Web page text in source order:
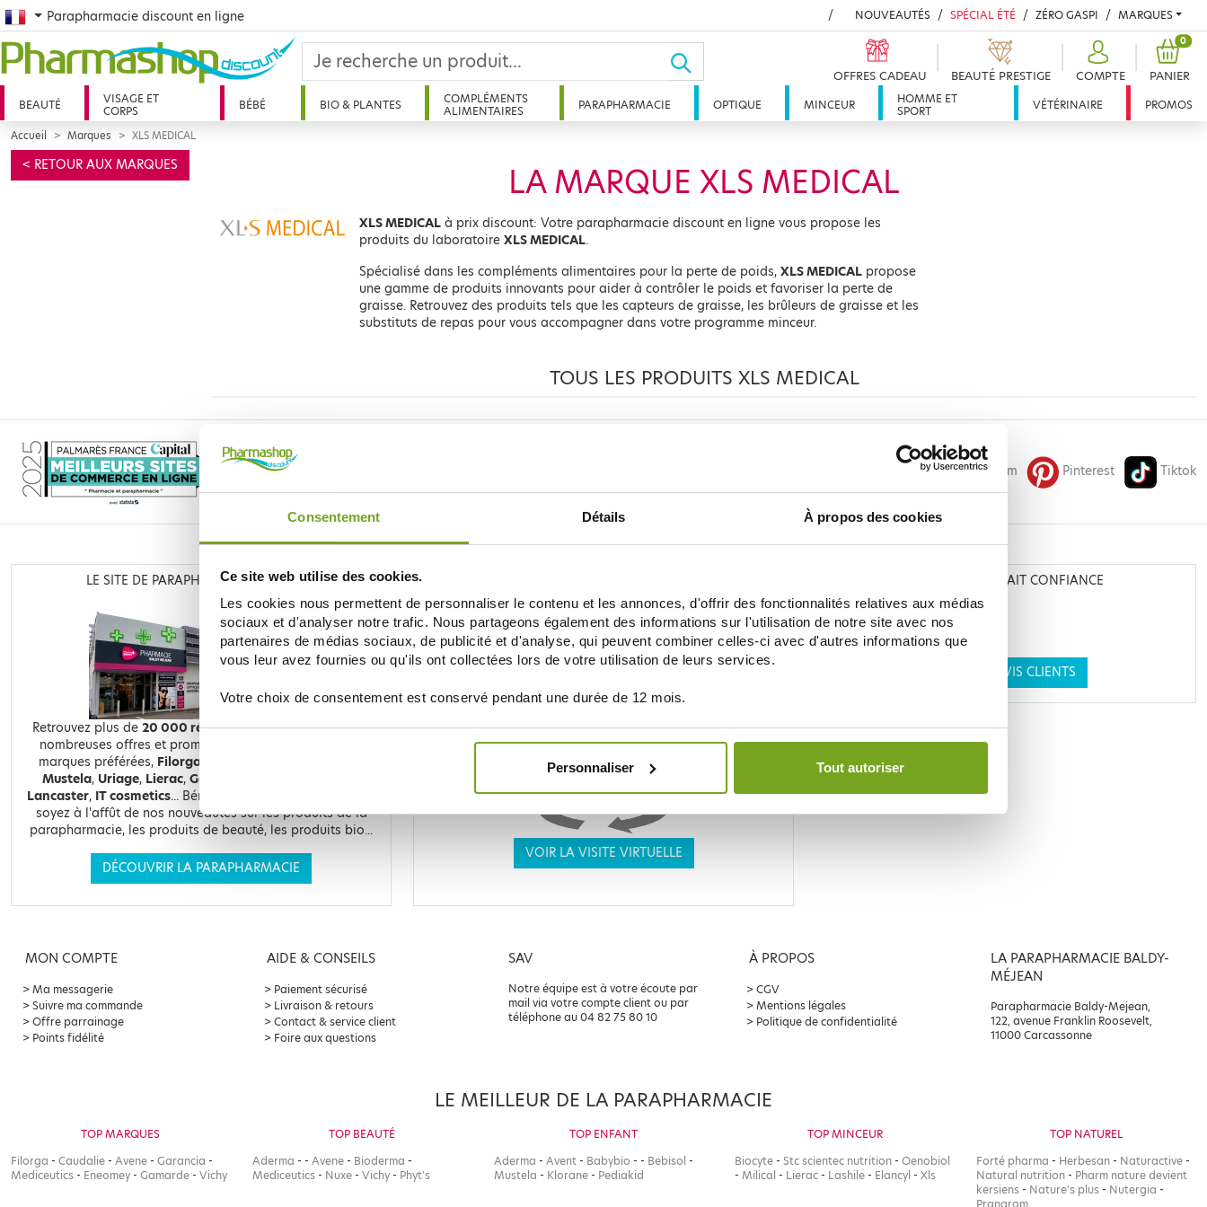
Consentement Détails À propos des cookies
Ce site web utilise des cookies.
Les cookies nous permettent de personnaliser le contenu et les annonces, d'offrir des fonctionnalités relatives aux médias
sociaux et d'analyser notre trafic. Nous partageons également des informations sur l'utilisation de notre site avec nos
partenaires de médias sociaux, de publicité et d'analyse, qui peuvent combiner celles-ci avec d'autres informations que
vous leur avez fournies ou qu'ils ont collectées lors de votre utilisation de leurs services.
Votre choix de consentement est conservé pendant une durée de 12 mois.
Personnaliser Tout autoriser
French
Parapharmacie discount en ligne NOUVEAUTÉS SPÉCIAL ÉTÉ ZÉRO GASPI MARQUES
OFFRES CADEAU BEAUTÉ PRESTIGE COMPTE PANIER
0
BEAUTÉ
VISAGE ET
CORPS
BÉBÉ BIO & PLANTES
COMPLÉMENTS
ALIMENTAIRES
PARAPHARMACIE OPTIQUE MINCEUR
HOMME ET
SPORT
VÉTÉRINAIRE PROMOS
Accueil Marques XLS MEDICAL
< RETOUR AUX MARQUES LA MARQUE XLS MEDICAL
XLS MEDICAL à prix discount: Votre parapharmacie discount en ligne vous propose les
produits du laboratoire XLS MEDICAL.
Spécialisé dans les compléments alimentaires pour la perte de poids, XLS MEDICAL propose
une gamme de produits innovants pour aider à contrôler le poids et favoriser la perte de
graisse. Retrouvez des produits tels que les capteurs de graisse, les brûleurs de graisse et les
substituts de repas pour vous accompagner dans votre programme minceur.
TOUS LES PRODUITS XLS MEDICAL
Instagram Pinterest Tiktok
LA PARAPHARMACIE EN LIGNE BALDY MÉJEAN
LE SITE DE PARAPHARMACIE EN LIGNE
Retrouvez plus de 20 000 référencesà prix discount, de
nombreuses offres et promotions ainsi que toutes vos
marques préférées, Filorga
Mustela, Uriage, Lierac, Garancia
Lancaster, IT cosmetics... Bénéficiez de nos promotions et
soyez à l'affût de nos nouveautés sur les produits de la
parapharmacie, les produits de beauté, les produits bio...
DÉCOUVRIR LA PARAPHARMACIE
VOIR LA VISITE VIRTUELLE
ILS NOUS ONT FAIT CONFIANCE
VOIR LES AVIS CLIENTS
MON COMPTE
Ma messagerie
Suivre ma commande
Offre parrainage
Points fidélité
AIDE & CONSEILS
Paiement sécurisé
Livraison & retours
Contact & service client
Foire aux questions
SAV
Notre équipe est à votre écoute par
mail via votre compte client ou par
téléphone au 04 82 75 80 10
À PROPOS
CGV
Mentions légales
Politique de confidentialité
LA PARAPHARMACIE BALDY-
MÉJEAN
Parapharmacie Baldy-Mejean,
122, avenue Franklin Roosevelt,
11000 Carcassonne
LE MEILLEUR DE LA PARAPHARMACIE
TOP MARQUES
Filorga - Caudalie - Avene - Garancia -
Mediceutics - Eneomey - Gamarde - Vichy
TOP BEAUTÉ
Aderma - - Avene- Bioderma -
Mediceutics- Nuxe- Vichy- Phyt's
TOP ENFANT
Aderma - Avent- Babybio - - Bebisol -
Mustela - Klorane- Pediakid
TOP MINCEUR
Biocyte -Stc scientec nutrition -Oenobiol
-Milical - Lierac - Lashile - Elancyl -Xls
TOP NATUREL
Forté pharma - Herbesan - Naturactive -
Natural nutrition - Pharm nature devient
kersiens - Nature's plus - Nutergia -
Pranarom